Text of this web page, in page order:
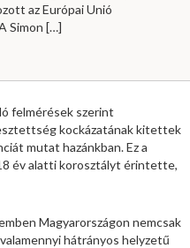
az Európai Unió
Simon […]
felmérések szerint
kockázatának kitettek
mutat hazánkban. Ez a
év alatti korosztályt érintette,
Magyarországon nemcsak
hátrányos helyzetű